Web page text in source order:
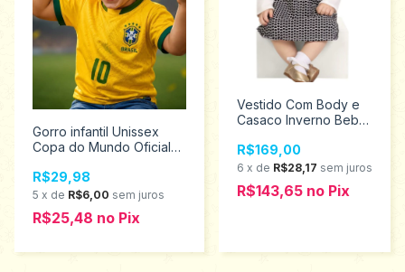
Gorro infantil Unissex
Copa do Mundo Oficial
R$29,98
5 x de R$6,00 sem juros
R$25,48 no Pix
Vestido Com Body e
Casaco Inverno Bebê
R$169,00
6 x de R$28,17 sem juros
R$143,65 no Pix